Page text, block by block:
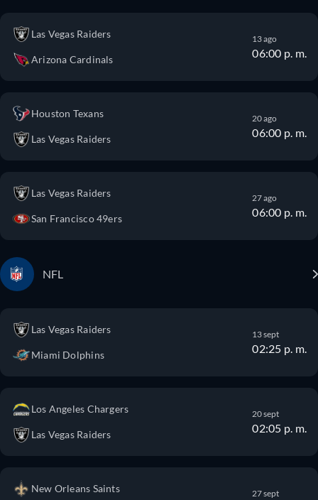
Las Vegas Raiders
Arizona Cardinals
13 ago
06:00 p. m.
Houston Texans
Las Vegas Raiders
20 ago
06:00 p. m.
Las Vegas Raiders
San Francisco 49ers
27 ago
06:00 p. m.
NFL
Las Vegas Raiders
Miami Dolphins
13 sept
02:25 p. m.
Los Angeles Chargers
Las Vegas Raiders
20 sept
02:05 p. m.
New Orleans Saints 27 sept